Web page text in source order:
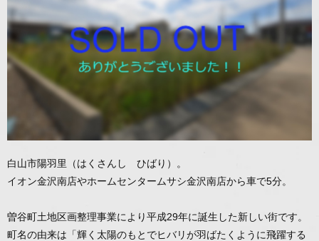
白山市陽羽里（はくさんし ひばり）。
イオン金沢南店やホームセンタームサシ金沢南店から車で5分。
曽谷町土地区画整理事業により平成29年に誕生した新しい街です。
町名の由来は「輝く太陽のもとでヒバリが羽ばたくように飛躍する